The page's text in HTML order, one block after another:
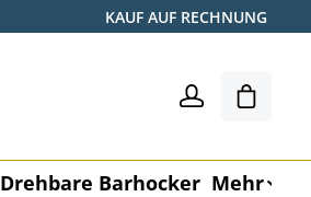
KAUF AUF RECHNUNG
Drehbare Barhocker Mehr